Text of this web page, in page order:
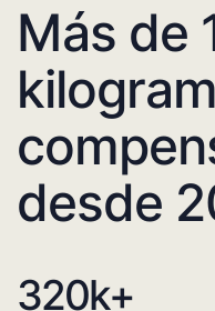
Más de
desde
320k+